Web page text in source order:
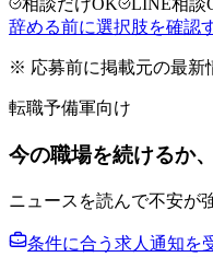
相談だけOK LINE相談
辞める前に選択肢を確認
※ 応募前に掲載元の最新
転職予備軍向け
今の職場を続けるか
ニュースを読んで不安が
条件に合う求人通知を